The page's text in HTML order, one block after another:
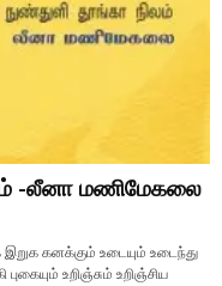
-லீனா மணிமேகலை
இறுக கனக்கும் உடையும் உடைந்து
உறிஞ்சும் உறிஞ்சிய